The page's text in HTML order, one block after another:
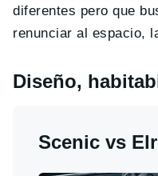
diferentes pero que
renunciar al espacio,
Diseño,
Scenic vs